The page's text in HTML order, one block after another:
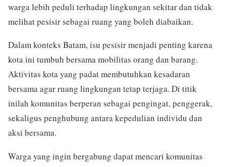
warga lebih peduli terhadap lingkungan sekitar dan tidak
melihat pesisir sebagai ruang yang boleh diabaikan.
Dalam konteks Batam, isu pesisir menjadi penting karena
kota ini tumbuh bersama mobilitas orang dan barang.
Aktivitas kota yang padat membutuhkan kesadaran
bersama agar ruang lingkungan tetap terjaga. Di titik
inilah komunitas berperan sebagai pengingat, penggerak,
sekaligus penghubung antara kepedulian individu dan
aksi bersama.
Warga yang ingin bergabung dapat mencari komunitas